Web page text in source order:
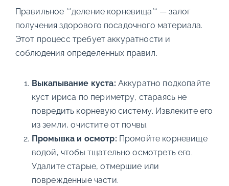
Правильное **деление корневища** — залог
получения здорового посадочного материала.
Этот процесс требует аккуратности и
соблюдения определенных правил.
Выкапывание куста: Аккуратно подкопайте
куст ириса по периметру, стараясь не
повредить корневую систему. Извлеките его
из земли, очистите от почвы.
Промывка и осмотр: Промойте корневище
водой, чтобы тщательно осмотреть его.
Удалите старые, отмершие или
поврежденные части.